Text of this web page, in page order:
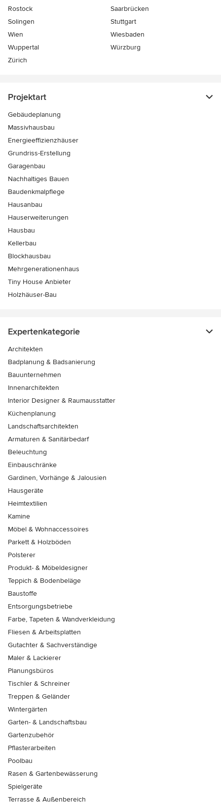
Rostock
Saarbrücken
Solingen
Stuttgart
Wien
Wiesbaden
Wuppertal
Würzburg
Zürich
Projektart
Gebäudeplanung
Massivhausbau
Energieeffizienzhäuser
Grundriss-Erstellung
Garagenbau
Nachhaltiges Bauen
Baudenkmalpflege
Hausanbau
Hauserweiterungen
Hausbau
Kellerbau
Blockhausbau
Mehrgenerationenhaus
Tiny House Anbieter
Holzhäuser-Bau
Expertenkategorie
Architekten
Badplanung & Badsanierung
Bauunternehmen
Innenarchitekten
Interior Designer & Raumausstatter
Küchenplanung
Landschaftsarchitekten
Armaturen & Sanitärbedarf
Beleuchtung
Einbauschränke
Gardinen, Vorhänge & Jalousien
Hausgeräte
Heimtextilien
Kamine
Möbel & Wohnaccessoires
Parkett & Holzböden
Polsterer
Produkt- & Möbeldesigner
Teppich & Bodenbeläge
Baustoffe
Entsorgungsbetriebe
Farbe, Tapeten & Wandverkleidung
Fliesen & Arbeitsplatten
Gutachter & Sachverständige
Maler & Lackierer
Planungsbüros
Tischler & Schreiner
Treppen & Geländer
Wintergärten
Garten- & Landschaftsbau
Gartenzubehör
Pflasterarbeiten
Poolbau
Rasen & Gartenbewässerung
Spielgeräte
Terrasse & Außenbereich